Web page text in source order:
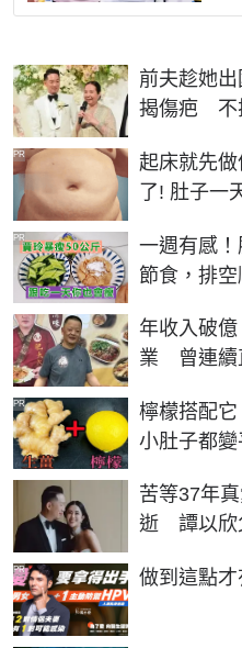
前夫趁她
揭傷疤 不
起床就先
了! 肚子一
PR
一週有感
節食，排
PR
年收入破
業 曾連續
檸檬搭配它
小肚子都變
PR
苦等37年
逝 譚以欣
做到這點
PR